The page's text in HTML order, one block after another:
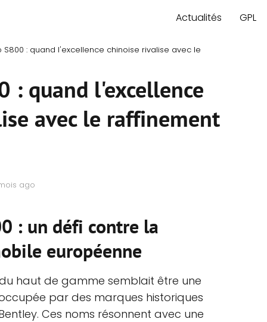
Actualités GPL
S800 : quand l'excellence chinoise rivalise avec le
: quand l'excellence
avec le raffinement
ago
: un défi contre la
européenne
haut de gamme semblait être une
par des marques historiques
Ces noms résonnent avec une